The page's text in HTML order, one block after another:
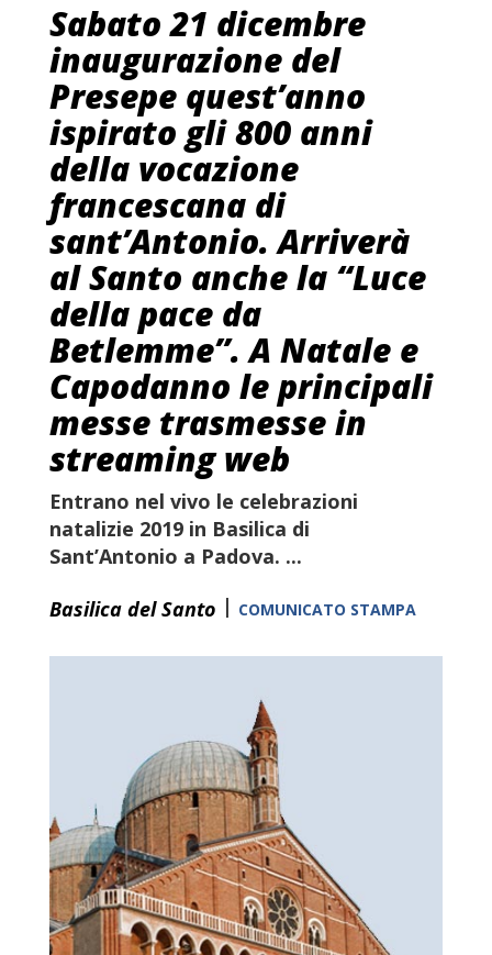
Sabato 21 dicembre
inaugurazione del
Presepe quest’anno
ispirato gli 800 anni
della vocazione
francescana di
sant’Antonio. Arriverà
al Santo anche la “Luce
della pace da
Betlemme”. A Natale e
Capodanno le principali
messe trasmesse in
streaming web
Entrano nel vivo le celebrazioni
natalizie 2019 in Basilica di
Sant’Antonio a Padova. ...
Basilica del Santo | COMUNICATO STAMPA